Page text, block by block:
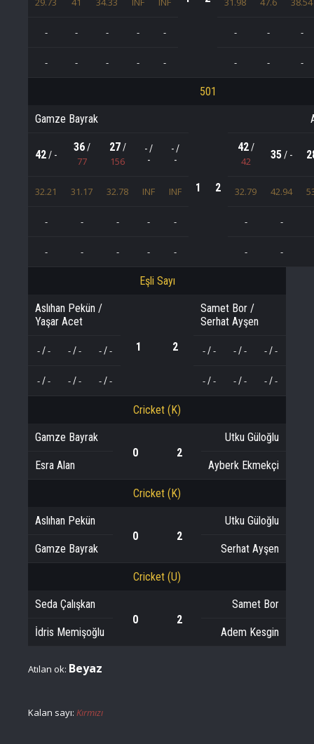
- - - - - - - -
- - - - - - - -
501
Gamze Bayrak
1 2
42/ -
36/
77
27/
156
- /
-
- /
-
42/
42 35/ -
32.21 31.17 32.78 INF INF 32.79 42.94
- - - - - - -
- - - - - - -
Eşli Sayı
Aslıhan Pekün /
Yaşar Acet
1
2
Samet Bor /
Serhat Ayşen
-/- -/- -/- -/- -/- -/-
-/- -/- -/- -/- -/- -/-
Cricket (K)
Gamze Bayrak
0
2
Utku Güloğlu
Esra Alan Ayberk Ekmekçi
Cricket (K)
Aslıhan Pekün
0
2
Utku Güloğlu
Gamze Bayrak Serhat Ayşen
Cricket (U)
Seda Çalışkan
0
2
Samet Bor
İdris Memişoğlu Adem Kesgin
Atılan ok: Beyaz
Kalan sayı: Kırmızı